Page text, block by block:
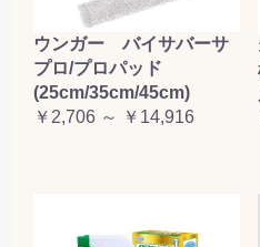
ウンガー バイサバーサ
プロ/プロパッド
(25cm/35cm/45cm)
￥2,706 ～ ￥14,916